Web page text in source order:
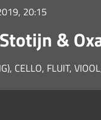
20:15
&
CELLO, FLUIT,